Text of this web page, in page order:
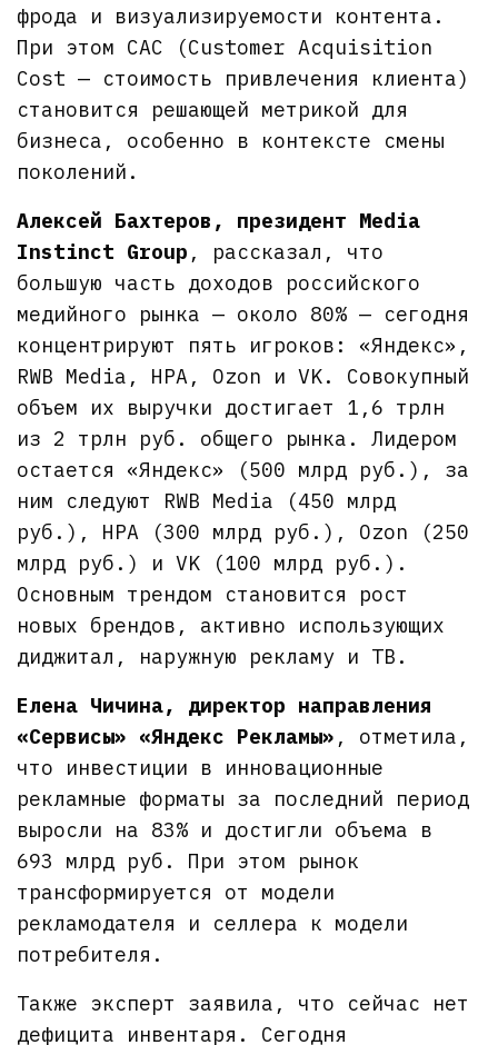
фрода и визуализируемости контента.
При этом CAC (Customer Acquisition
Cost — стоимость привлечения клиента)
становится решающей метрикой для
бизнеса, особенно в контексте смены
поколений.
Алексей Бахтеров, президент Media
Instinct Group , рассказал, что
большую часть доходов российского
медийного рынка — около 80% — сегодня
концентрируют пять игроков: «Яндекс»,
RWB Media, НРА, Ozon и VK. Совокупный
объем их выручки достигает 1,6 трлн
из 2 трлн руб. общего рынка. Лидером
остается «Яндекс» (500 млрд руб.), за
ним следуют RWB Media (450 млрд
руб.), НРА (300 млрд руб.), Ozon (250
млрд руб.) и VK (100 млрд руб.).
Основным трендом становится рост
новых брендов, активно использующих
диджитал, наружную рекламу и ТВ.
Елена Чичина, директор направления
«Сервисы» «Яндекс Рекламы» , отметила,
что инвестиции в инновационные
рекламные форматы за последний период
выросли на 83% и достигли объема в
693 млрд руб. При этом рынок
трансформируется от модели
рекламодателя и селлера к модели
потребителя.
Также эксперт заявила, что сейчас нет
дефицита инвентаря. Сегодня